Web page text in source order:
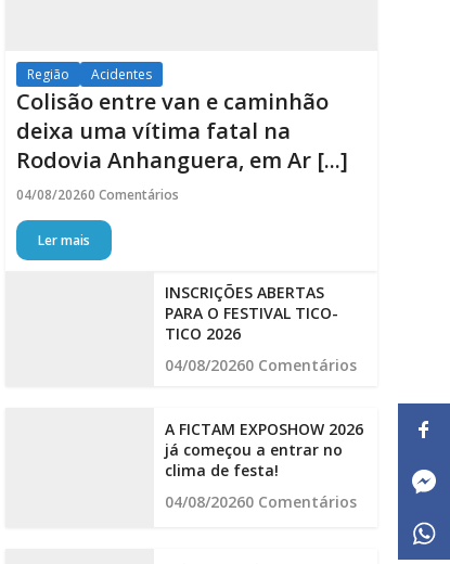
Região Acidentes
Colisão entre van e caminhão
deixa uma vítima fatal na
Rodovia Anhanguera, em Ar [...]
04/08/20260 Comentários
Ler mais
INSCRIÇÕES ABERTAS
PARA O FESTIVAL TICO-
TICO 2026
04/08/20260 Comentários
A FICTAM EXPOSHOW 2026
já começou a entrar no
clima de festa!
04/08/20260 Comentários